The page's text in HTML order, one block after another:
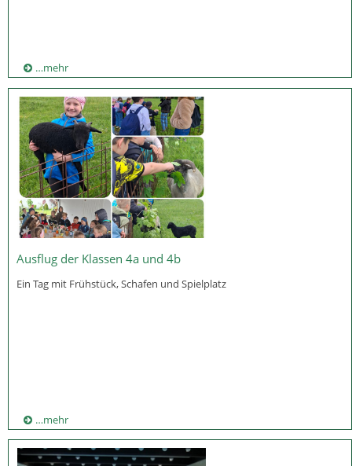
…mehr
Ausflug der Klassen 4a und 4b
Ein Tag mit Frühstück, Schafen und Spielplatz
…mehr